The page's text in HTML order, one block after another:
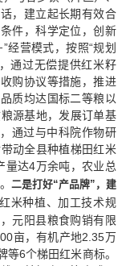
，建立起长期有效合
件，科学定位，创新
经营模式，按照“规划
通过无偿提供红米籽
购协议等措施，推进
质均达国标二等粮以
源基地，发展订单基
通过与中科院作物研
动全县种植梯田红米
量达4万余吨，农业总
二是打好“产品牌”，建
米种植、加工技术规
元阳县粮食购销有限
亩，有机产地2.35万
等6个梯田红米商标。